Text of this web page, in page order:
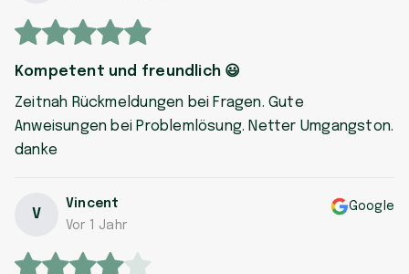
Kompetent und freundlich 😃
Zeitnah Rückmeldungen bei Fragen. Gute
Anweisungen bei Problemlösung. Netter Umgangston.
danke
V
Vincent
Vor 1 Jahr
Google